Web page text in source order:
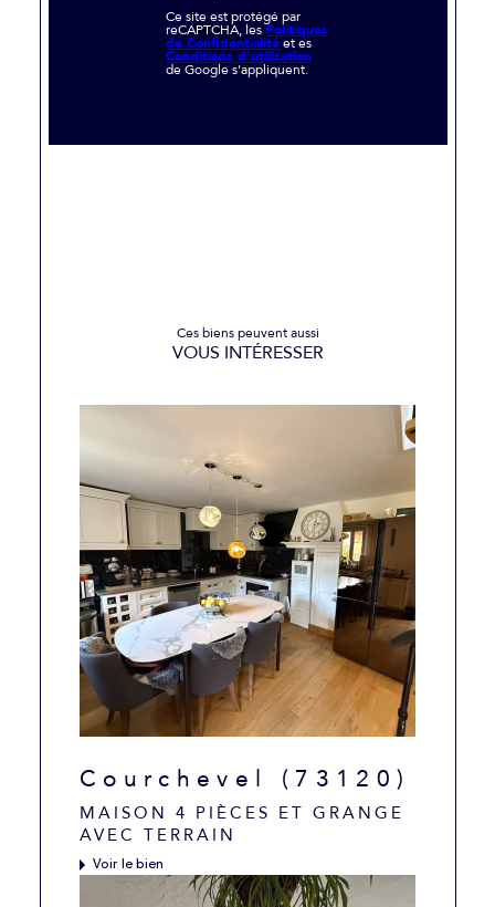
Ce site est protégé par
reCAPTCHA, lesPolitiques
de Confidentialitéet es
Conditions d'utilisation
de Google s'appliquent.
Ces biens peuvent aussi
VOUS INTÉRESSER
Courchevel (73120)
MAISON 4 PIÈCES ET GRANGE
AVEC TERRAIN
Voir le bien